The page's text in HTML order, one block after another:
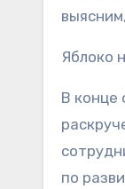
Яблоко
В конце
по